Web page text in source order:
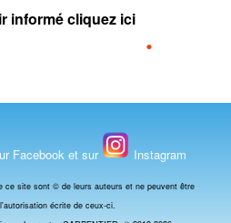
informé cliquez ici
Facebook et sur Instagram
ce site sont © de leurs auteurs et ne peuvent être
écrite de ceux-ci.